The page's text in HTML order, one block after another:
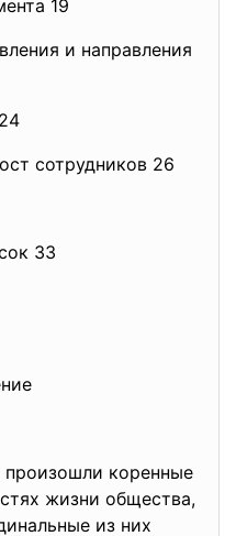
19
и направления
сотрудников 26
33
коренные
жизни общества,
из них